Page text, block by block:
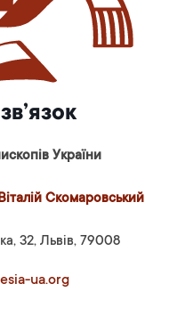
України
Скомаровський
32, Львів, 79008
ua.org